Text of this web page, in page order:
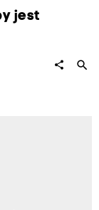
jest
share search